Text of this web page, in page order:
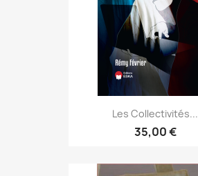
Les Collectivités...
35,00 €